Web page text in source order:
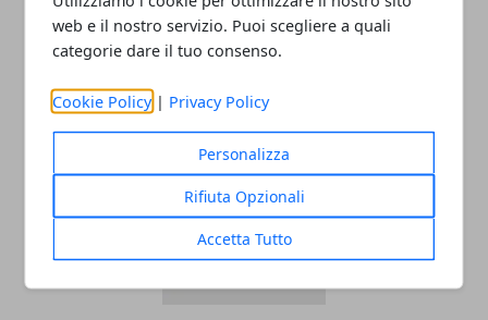
web e il nostro servizio. Puoi scegliere a quali
categorie dare il tuo consenso.
Cookie Policy | Privacy Policy
Personalizza
Rifiuta Opzionali
Accetta Tutto
ARTICOLI CORRELATI